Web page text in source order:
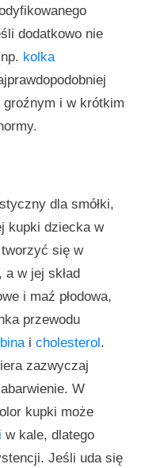
dodatkowo nie
kolka
i w krótkim
dla smółki,
kupki dziecka w
się w
a w jej skład
i maź płodowa,
przewodu
i cholesterol.
zazwyczaj
W
kupki może
w kale, dlatego
Jeśli uda się